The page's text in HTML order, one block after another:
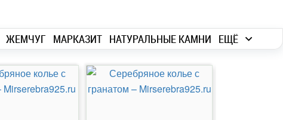
ЖЕМЧУГ МАРКАЗИТ НАТУРАЛЬНЫЕ КАМНИ ЕЩЁ